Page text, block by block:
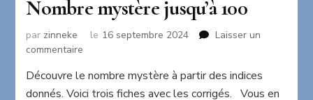
Nombre mystère jusqu’à 100
par zinneke le 16 septembre 2024
Laisser un
commentaire
mystère
jusqu’à
Découvre le nombre mystère à partir des indices
donnés. Voici trois fiches avec les corrigés. Vous en